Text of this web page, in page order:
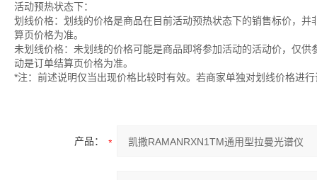
活动预热状态下：
划线价格：划线的价格是商品在目前活动预热状态下的销售标价，
算页价格为准。
未划线价格：未划线的价格可能是商品即将参加活动的活动价，仅
动是订单结算页价格为准。
*注：前述说明仅当出现价格比较时有效。若商家单独对划线价格进
产品：